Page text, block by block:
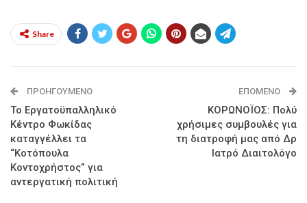
Share
ΠΡΟΗΓΟΎΜΕΝΟ
Το Εργατοϋπαλληλικό
Κέντρο Φωκίδας
καταγγέλλει τα
“Κοτόπουλα
Κοντοχρήστος” για
αντεργατική πολιτική
ΕΠΌΜΕΝΟ
ΚΟΡΩΝΟΪΟΣ: Πολύ
χρήσιμες συμβουλές για
τη διατροφή μας από Δρ
Ιατρό Διαιτολόγο